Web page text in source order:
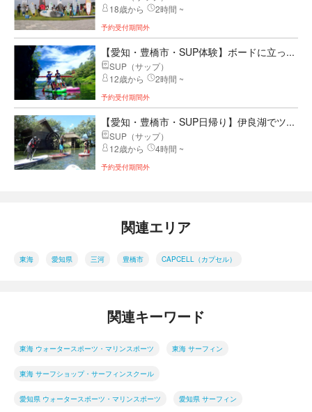
18歳から
2時間 ~
予約受付期間外
【愛知・豊橋市・SUP体験】ボードに立っ...
SUP（サップ）
12歳から
2時間 ~
予約受付期間外
【愛知・豊橋市・SUP日帰り】伊良湖でツ...
SUP（サップ）
12歳から
4時間 ~
予約受付期間外
関連エリア
東海 愛知県 三河 豊橋市 CAPCELL（カプセル）
関連キーワード
東海 ウォータースポーツ・マリンスポーツ 東海 サーフィン
東海 サーフショップ・サーフィンスクール
愛知県 ウォータースポーツ・マリンスポーツ 愛知県 サーフィン